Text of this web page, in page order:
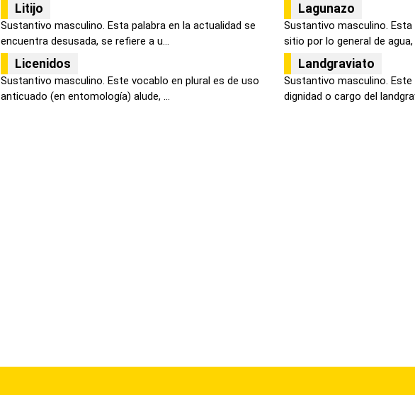
Litijo
Sustantivo masculino. Esta palabra en la actualidad se
encuentra desusada, se refiere a u...
Lagunazo
Sustantivo masculino. Esta
sitio por lo general de agua,
Licenidos
Sustantivo masculino. Este vocablo en plural es de uso
anticuado (en entomología) alude, ...
Landgraviato
Sustantivo masculino.
dignidad o cargo del